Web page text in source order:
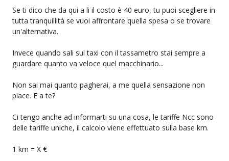
Se ti dico che da qui a li il costo è 40 euro, tu puoi scegliere in
tutta tranquillità se vuoi affrontare quella spesa o se trovare
un'alternativa.
Invece quando sali sul taxi con il tassametro stai sempre a
guardare quanto va veloce quel macchinario...
Non sai mai quanto pagherai, a me quella sensazione non
piace. E a te?
Ci tengo anche ad informarti su una cosa, le tariffe Ncc sono
delle tariffe uniche, il calcolo viene effettuato sulla base km.
1 km = X €